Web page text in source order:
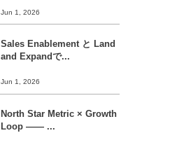
Jun 1, 2026
Sales Enablement と Land
and Expandで...
Jun 1, 2026
North Star Metric × Growth
Loop ―― ...